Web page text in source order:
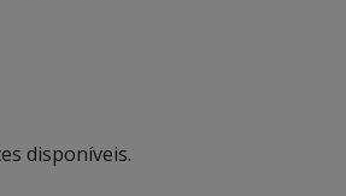
disponíveis.